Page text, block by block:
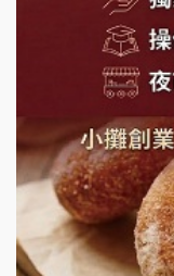
鬍子茶加盟說明
鮮茶道加盟說明會
微風亭鐵板燒加
漫步藍咖啡加